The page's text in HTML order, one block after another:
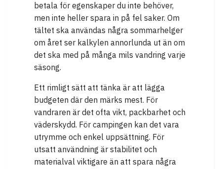
betala för egenskaper du inte behöver,
men inte heller spara in på fel saker. Om
tältet ska användas några sommarhelger
om året ser kalkylen annorlunda ut än om
det ska med på många mils vandring varje
säsong.
Ett rimligt sätt att tänka är att lägga
budgeten där den märks mest. För
vandraren är det ofta vikt, packbarhet och
väderskydd. För campingen kan det vara
utrymme och enkel uppsättning. För
utsatt användning är stabilitet och
materialval viktigare än att spara några